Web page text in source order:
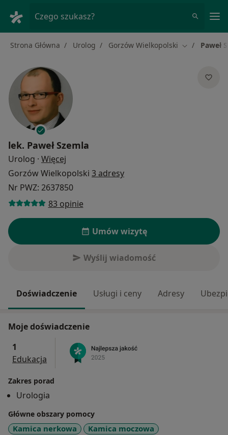
Czego szukasz?
Strona Główna Urolog Gorzów Wielkopolski Zmień miasto
Paweł
lek. Paweł Szemla
Urolog · Więcej
Gorzów Wielkopolski 3 adresy
Nr PWZ: 2637850
83 opinie
Umów wizytę
Wyślij wiadomość
Doświadczenie Usługi i ceny Adresy
Moje doświadczenie
1
Edukacja
Zakres porad
Urologia
Główne obszary pomocy
Kamica nerkowa
Kamica moczowa